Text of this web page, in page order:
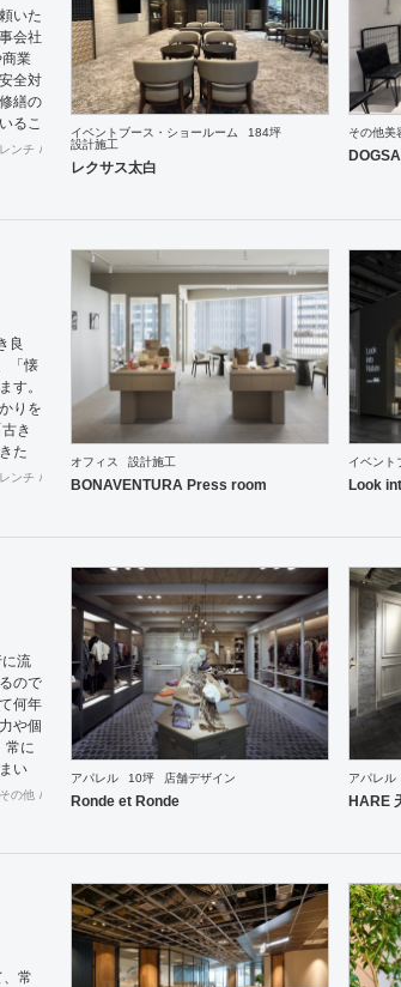
積を
いた
会社
業
全対
繕の
るこ
ンチ カフェ・パン・ケーキ 焼肉・中華
イベントブース・ショールーム
184坪
設計施工
レクサス太白
その他美
良
「懐
す。
りを
き
た
の
宮
ンチ カフェ・パン・ケーキ ラーメン・そば・うどん 和食・寿司
オフィス 設計施工
BONAVENTURA Press room
イベント
Look
に流
ので
何年
や個
常に
い
らは
。そ
りた
食
ン
シ
その他 オフィス イベントブース・ショールーム エントランス ワー
アパレル 10坪 店舗デザイン
Ronde et Ronde
アパレル
HARE
常